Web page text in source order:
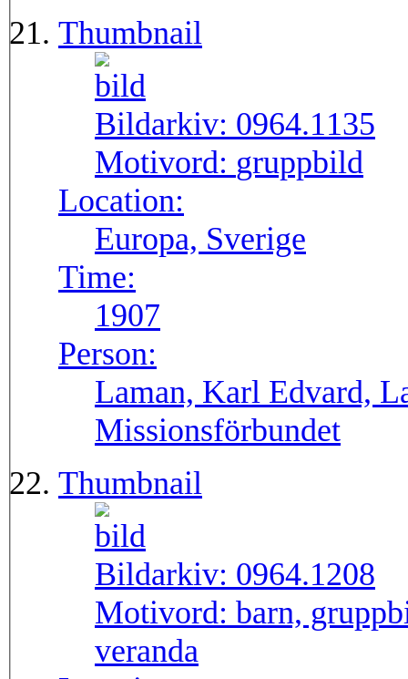
Thumbnail
Bildarkiv: 0964.1135
Motivord: gruppbild
Location:
Europa, Sverige
Time:
1907
Person:
Laman, Karl Edvard,
Missionsförbundet
Thumbnail
Bildarkiv: 0964.1208
Motivord: barn,
veranda